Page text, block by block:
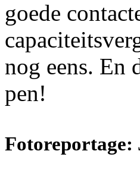
goede
nog eens. En
pen!
Fotoreportage: